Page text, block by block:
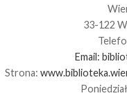
33-122
Email:
Strona: